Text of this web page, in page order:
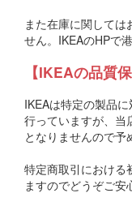
また在庫に関しては
せん。IKEAのHPで
【IKEAの品質
IKEAは特定の製品
行っていますが、当
となりませんので予
特定商取引における
ますのでどうぞご安